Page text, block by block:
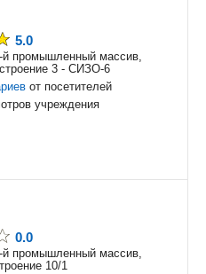
5.0
й промышленный массив,
3 - СИЗО-6
от посетителей
учреждения
0.0
й промышленный массив,
10/1